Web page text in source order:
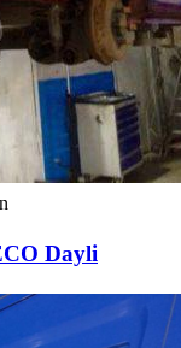
Dayli